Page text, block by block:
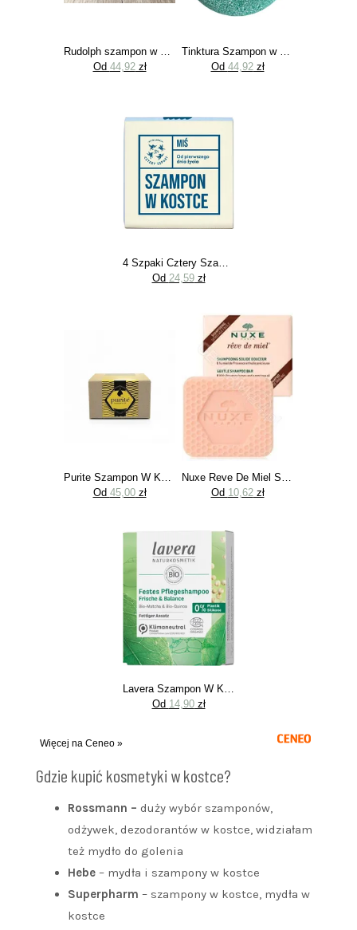
Rudolph szampon w kostce Tinktura 60g
Od 44,92zł
Tinktura Szampon w kostce 2w1 60g
Od 44,92zł
4 Szpaki Cztery Szampon W Kostce Miś 75 Mg
Od 24,59zł
Purite Szampon W Kostce
Od 45,00zł
Nuxe Reve De Miel Szampon W Kostce 65G
Od 10,62zł
Lavera Szampon W Kostce Freshness & Balance
Od 14,90zł
Więcej na Ceneo »
Gdzie kupić kosmetyki w kostce?
Rossmann – duży wybór szamponów,
odżywek, dezodorantów w kostce, widziałam
też mydło do golenia
Hebe – mydła i szampony w kostce
Superpharm – szampony w kostce, mydła w
kostce